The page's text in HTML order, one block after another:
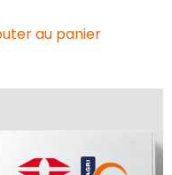
au panier